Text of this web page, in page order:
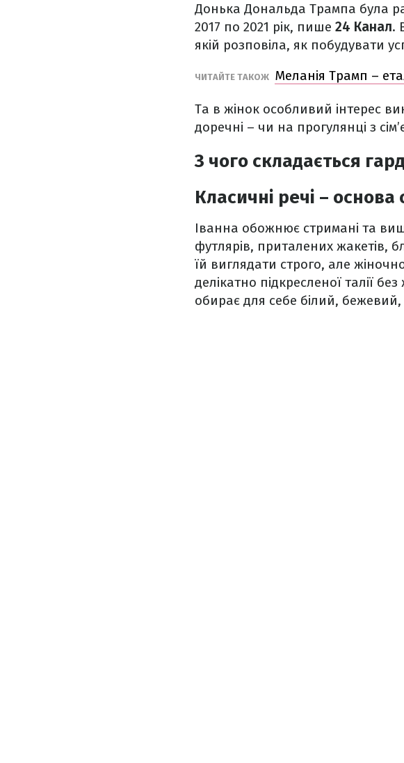
Донька Дональда Трампа була
2017 по 2021 рік, пише 24 Канал.
якій розповіла, як побудувати
ЧИТАЙТЕ ТАКОЖ Меланія Трамп –
Та в жінок особливий інтерес
доречні – чи на прогулянці з
З чого складається
Класичні речі – основа
Іванна обожнює стримані та
футлярів, приталених жакетів,
їй виглядати строго, але
делікатно підкресленої талії
обирає для себе білий,